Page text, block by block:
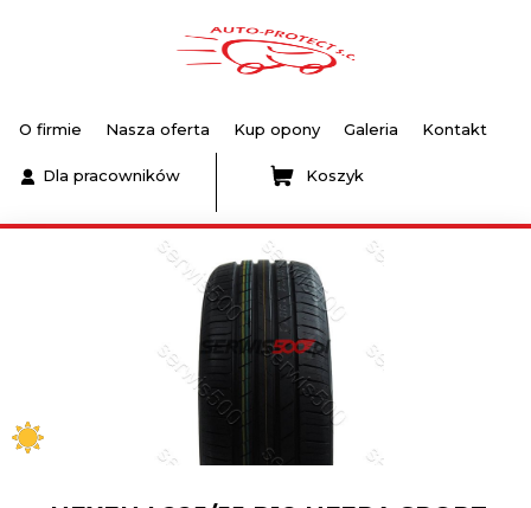
O firmie Nasza oferta Kup opony Galeria Kontakt
Dla pracowników Koszyk